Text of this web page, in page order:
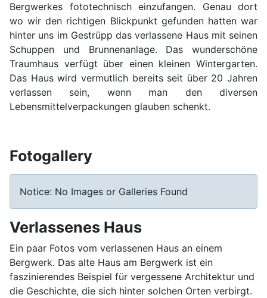
Bergwerkes fototechnisch einzufangen. Genau dort
wo wir den richtigen Blickpunkt gefunden hatten war
hinter uns im Gestrüpp das verlassene Haus mit seinen
Schuppen und Brunnenanlage. Das wunderschöne
Traumhaus verfügt über einen kleinen Wintergarten.
Das Haus wird vermutlich bereits seit über 20 Jahren
verlassen sein, wenn man den diversen
Lebensmittelverpackungen glauben schenkt.
Fotogallery
Notice: No Images or Galleries Found
Verlassenes Haus
Ein paar Fotos vom verlassenen Haus an einem
Bergwerk. Das alte Haus am Bergwerk ist ein
faszinierendes Beispiel für vergessene Architektur und
die Geschichte, die sich hinter solchen Orten verbirgt.